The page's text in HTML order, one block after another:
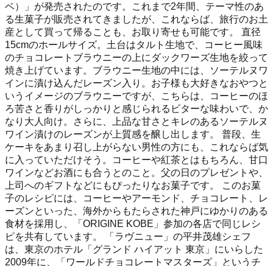
ベ）」が発売されたのです。これまで2年間、テーマ性のあ
る生菓子が販売されてきましたが、これならば、旅行のお土
産として買って帰ることも、お取り寄せも可能です。 直径
15cmのホールサイズ。土台はタルト生地で、コーヒー風味
のチョコレートブラウニーの上にダックワーズ生地を絞って
焼き上げています。ブラウニー生地の中には、ソーテルヌワ
インに漬け込んだレーズン入り。お子様も大好きなおやつと
いうイメージのブラウニーですが、こちらは、コーヒーのほ
ろ苦さと香りがしっかりと感じられるビターな味わいで、か
なり大人向け。さらに、上品な甘さとキレのあるソーテルヌ
ワイン漬けのレーズンが上質感を醸し出します。 普段、生
ケーキをあまり召し上がらない男性の方にも、これならば気
に入っていただけそう。コーヒーや紅茶とはもちろん、甘口
ワインなどお酒にも合うとのこと。父の日のプレゼントや、
上司へのギフトなどにもぴったりなお菓子です。 このお菓
子のレシピには、コーヒーやアーモンド、チョコレート、レ
ーズンといった、海外からもたらされた神戸にゆかりのある
食材を採用し、「ORIGINE KOBE」参加の各店で同じレシ
ピを共有しています。 「ラヴニュー」の平井茂雄シェフ
は、東京のホテル「グランド ハイアット 東京」にいらした
2009年に、「ワールドチョコレートマスターズ」というチ